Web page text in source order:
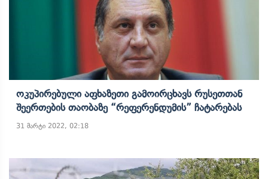
Ოკუპირებული Აფხაზეთი Გამოირცხავს Რუსეთთან
Შეერთების Თაობაზე “რეფერენდუმის” Ჩატარებას
31 მარტი 2022, 02:18